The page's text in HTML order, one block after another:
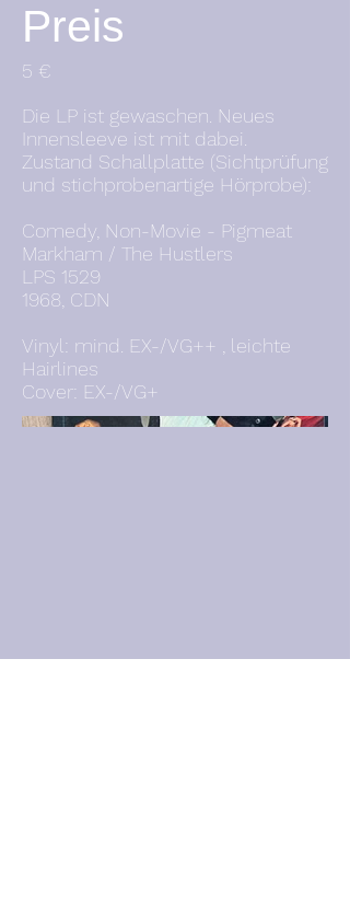
Preis
5 €
Die LP ist gewaschen. Neues
Innensleeve ist mit dabei.
Zustand Schallplatte (Sichtprüfung
und stichprobenartige Hörprobe):
Comedy, Non-Movie - Pigmeat
Markham / The Hustlers
LPS 1529
1968, CDN
Vinyl: mind. EX-/VG++ , leichte
Hairlines
Cover: EX-/VG+